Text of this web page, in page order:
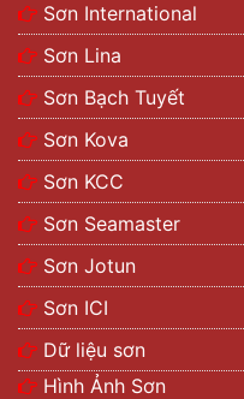
Sơn International
Sơn Lina
Sơn Bạch Tuyết
Sơn Kova
Sơn KCC
Sơn Seamaster
Sơn Jotun
Sơn ICI
Dữ liệu sơn
Hình Ảnh Sơn